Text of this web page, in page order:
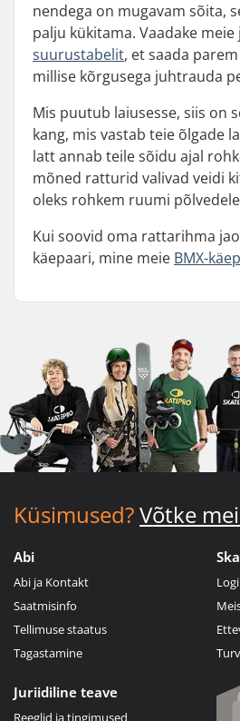
nendega on mugavam sõita,
palju kükitama. Vaadake meie
suurustabelit, et saada
millise kõrgusega juhtrauda
Mis puutub laiusesse, siis on
kang, mis vastab teie õlgade
latt annab teile sõidu ajal
mõned ratturid valivad veidi
oleks rohkem ruumi
Kui soovid oma rattarihma
käepaari, mine meie BMX-
Küsimused?Võtke
Abi
Abi ja Kontakt
Saatmisinfo
Tellimuse staatus
Tagastamine
Juriidiline teave
Reeglid ja tingimused